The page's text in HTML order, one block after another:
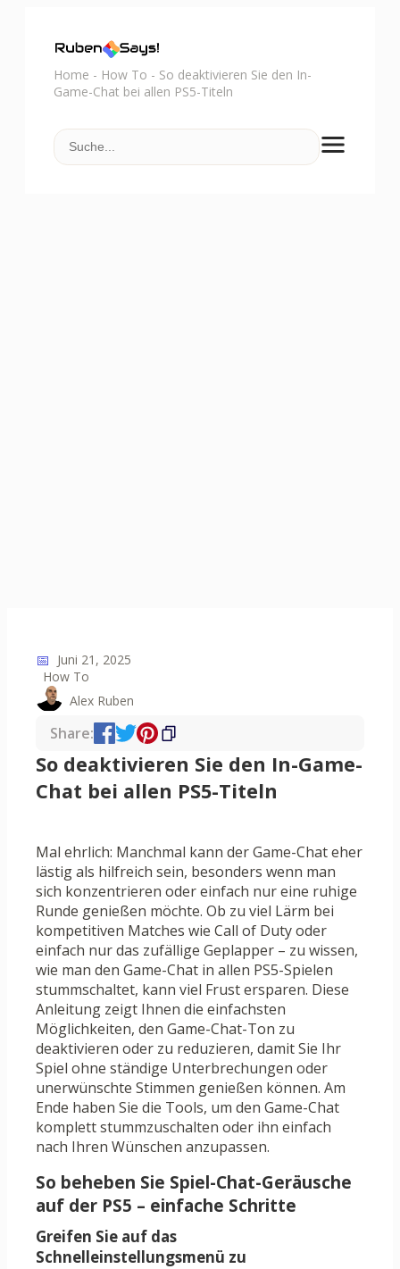
Home - How To - So deaktivieren Sie den In-
Game-Chat bei allen PS5-Titeln
📅 Juni 21, 2025
How To
Alex Ruben
Share:
So deaktivieren Sie den In-Game-
Chat bei allen PS5-Titeln
Mal ehrlich: Manchmal kann der Game-Chat eher
lästig als hilfreich sein, besonders wenn man
sich konzentrieren oder einfach nur eine ruhige
Runde genießen möchte. Ob zu viel Lärm bei
kompetitiven Matches wie Call of Duty oder
einfach nur das zufällige Geplapper – zu wissen,
wie man den Game-Chat in allen PS5-Spielen
stummschaltet, kann viel Frust ersparen. Diese
Anleitung zeigt Ihnen die einfachsten
Möglichkeiten, den Game-Chat-Ton zu
deaktivieren oder zu reduzieren, damit Sie Ihr
Spiel ohne ständige Unterbrechungen oder
unerwünschte Stimmen genießen können. Am
Ende haben Sie die Tools, um den Game-Chat
komplett stummzuschalten oder ihn einfach
nach Ihren Wünschen anzupassen.
So beheben Sie Spiel-Chat-Geräusche
auf der PS5 – einfache Schritte
Greifen Sie auf das
Schnelleinstellungsmenü zu